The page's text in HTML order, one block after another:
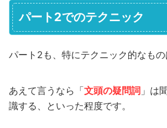
パート2でのテクニック
パート2も、特にテクニック的なもの
あえて言うなら「文頭の疑問詞 」は
識する、といった程度です。